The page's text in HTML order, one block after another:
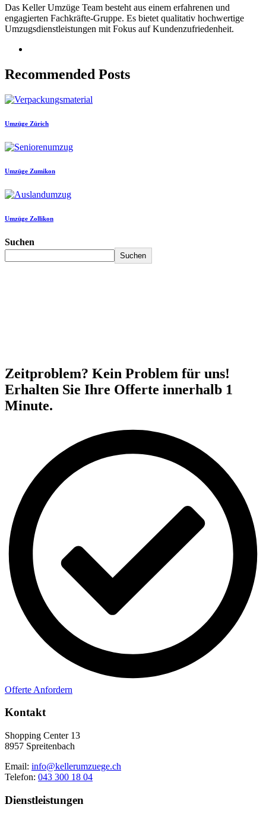
Das Keller Umzüge Team besteht aus einem erfahrenen und
engagierten Fachkräfte-Gruppe. Es bietet qualitativ hochwertige
Umzugsdienstleistungen mit Fokus auf Kundenzufriedenheit.
Recommended Posts
Umzüge Zürich
Umzüge Zumikon
Umzüge Zollikon
Suchen
Suchen
Zeitproblem? Kein Problem für uns!
Erhalten Sie Ihre Offerte innerhalb 1
Minute.
Offerte Anfordern
Kontakt
Shopping Center 13
8957 Spreitenbach
Email: info@kellerumzuege.ch
Telefon: 043 300 18 04
Dienstleistungen